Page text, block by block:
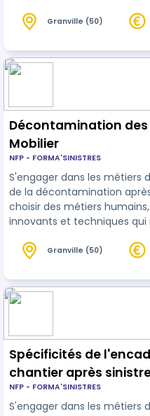
Granville (50)
Décontamination
Mobilier
NFP - FORMA'SINISTRES
S'engager dans les métiers
de la décontamination
choisir des métiers
innovants et techniques
techniques métiers
techniques nécessaires
prestation de
Granville (50)
Spécificités de
chantier après
NFP - FORMA'SINISTRES
S'engager dans les métiers